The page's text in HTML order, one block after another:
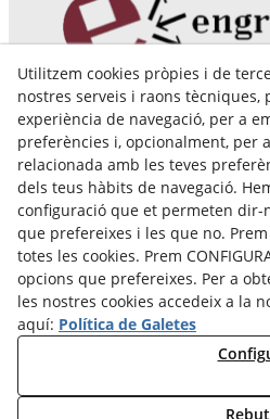
Pol. Ind. Coll de Montcada
Cr. Roca Plana, 14-16
08110 Montcada i Reixac
935 829 999
engrunes@engrunes.org
Utilitzem cookies pròpies i de
nostres serveis i raons tècniques,
experiència de navegació, per a
preferències i, opcionalment, per
relacionada amb les teves
dels teus hàbits de navegació.
configuració que et permeten dir-
que prefereixes i les que no. Prem
totes les cookies. Prem
opcions que prefereixes. Per a
les nostres cookies accedeix a la
aquí: Política de Galetes